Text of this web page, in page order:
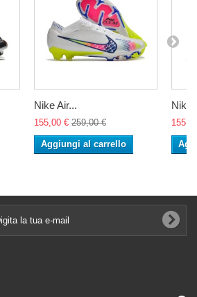
Nike Air...
155,00 € 259,00 €
Aggiungi al carrello
Nike